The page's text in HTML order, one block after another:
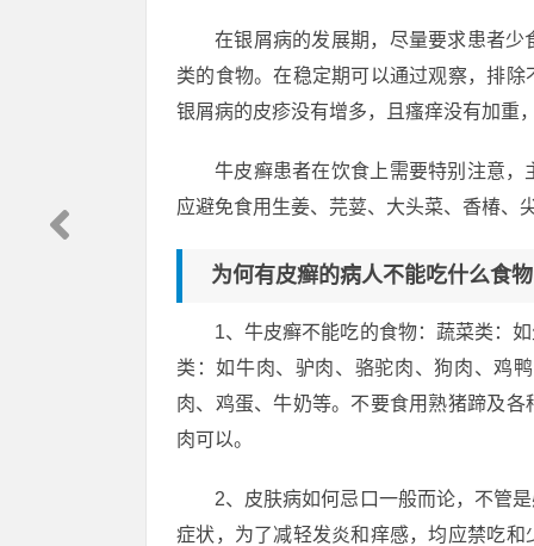
在银屑病的发展期，尽量要求患者
类的食物。在稳定期可以通过观察，排
银屑病的皮疹没有增多，且瘙痒没有加重
牛皮癣患者在饮食上需要特别注意
应避免食用生姜、芫荽、大头菜、香椿、
为何有皮癣的病人不能吃什么食物
1、牛皮癣不能吃的食物：蔬菜类：
类：如牛肉、驴肉、骆驼肉、狗肉、鸡
肉、鸡蛋、牛奶等。不要食用熟猪蹄及
肉可以。
2、皮肤病如何忌口一般而论，不管
症状，为了减轻发炎和痒感，均应禁吃